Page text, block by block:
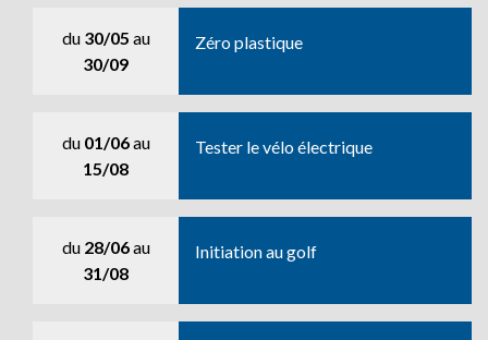
du 30/05 au
30/09
Zéro plastique
du 01/06au
15/08
Tester le vélo électrique
du 28/06au
31/08
Initiation au golf